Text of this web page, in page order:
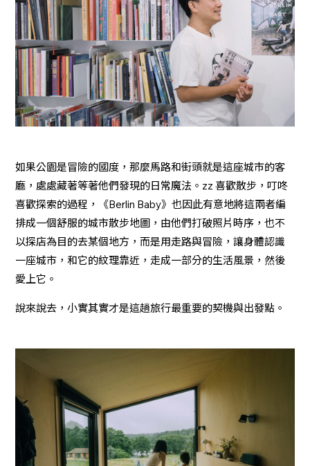
如果公園是冒險的國度，那麼馬路和街頭就是這座城市的客
廳，處處藏著等著他們發現的日常魔法。zz 喜歡散步，叮咚
喜歡探索的過程，《Berlin Baby》也因此有意地將這兩者編
排成一個舒服的城市散步地圖，由他們打破照片時序，也不
以探店為目的去某個地方，而是用走路與冒險，讓身體認識
一座城市，和它的紋理靠近，走成一部分的生活風景，然後
愛上它。
說來說去，小實其實才是這趟旅行最重要的契機與出發點。